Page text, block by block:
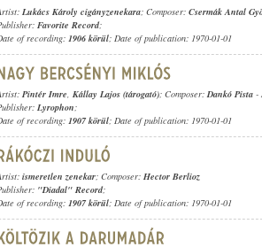
Lukács Károly cigányzenekara; Composer: Csermák Antal
Favorite Record;
of recording: 1906 körül; Date of publication: 1970-01-01
Pintér Imre, Kállay Lajos (tárogató); Composer:Dankó Pista -
Lyrophon;
of recording: 1907 körül; Date of publication: 1970-01-01
ismeretlen zenekar; Composer: Hector Berlioz
"Diadal" Record;
of recording: 1907 körül; Date of publication: 1970-01-01